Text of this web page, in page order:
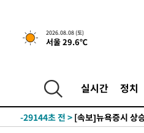
2026.08.08 (토)
서울 29.6℃
실시간 정치
-29144초 전 > [속보]뉴욕증시